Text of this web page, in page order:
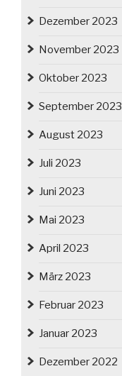
Dezember 2023
November 2023
Oktober 2023
September 2023
August 2023
Juli 2023
Juni 2023
Mai 2023
April 2023
März 2023
Februar 2023
Januar 2023
Dezember 2022